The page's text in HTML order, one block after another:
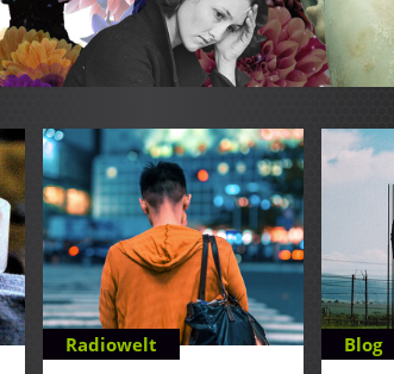
Radiowelt
Blog